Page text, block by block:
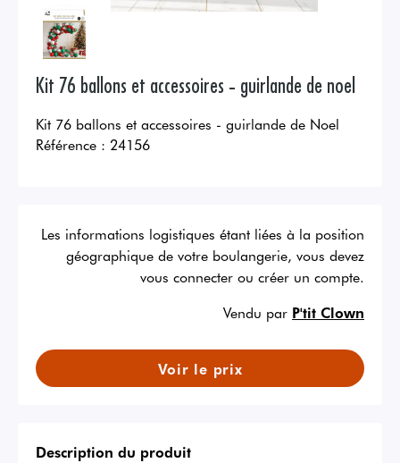
Kit 76 ballons et accessoires - guirlande de noel
Kit 76 ballons et accessoires - guirlande de Noel
Référence : 24156
Les informations logistiques étant liées à la position
géographique de votre boulangerie, vous devez
vous connecter ou créer un compte.
Vendu par P'tit Clown
Voir le prix
Description du produit